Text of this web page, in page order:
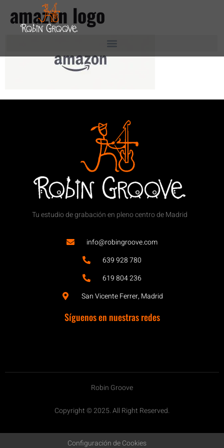
amazon logo
Tu estudio de grabación en pleno centro de Madrid
info@robingroove.com
639 928 780
619 804 236
San Vicente Ferrer, Madrid
Síguenos en nuestras redes
Robin Groove
Copyright © 2025. All Right Reserved.
Configuración de Cookies